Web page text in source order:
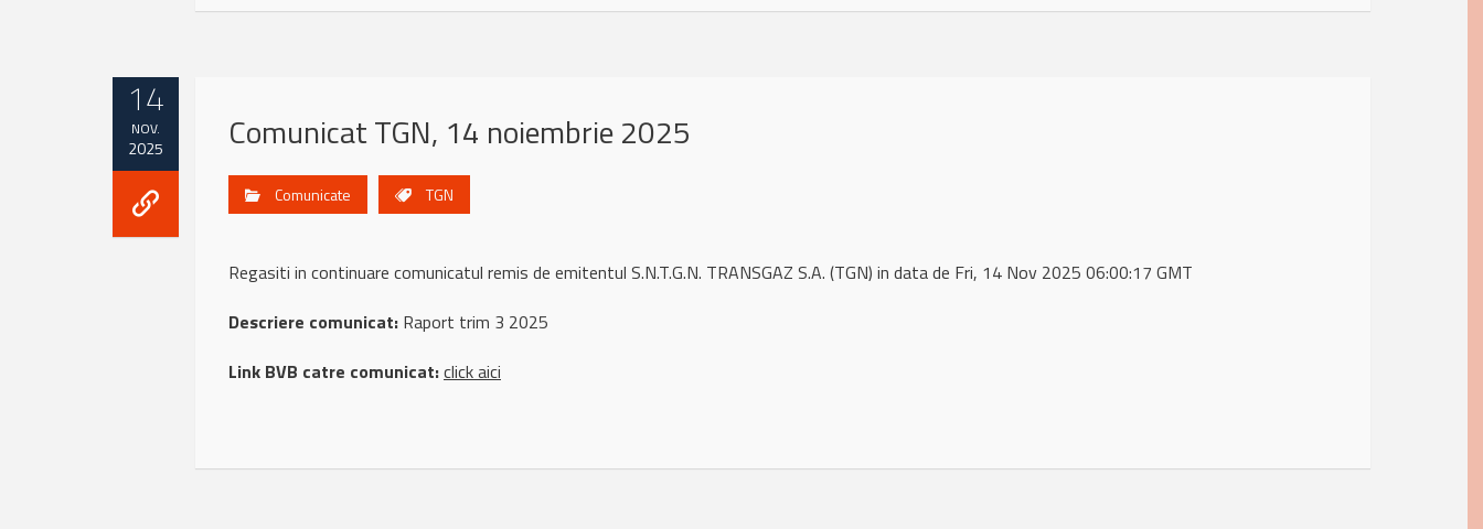
14
NOV.
2025 Comunicat TGN, 14 noiembrie 2025
Comunicate TGN
Regasiti in continuare comunicatul remis de emitentul S.N.T.G.N. TRANSGAZ S.A. (TGN) in data de Fri, 14 Nov 2025 06:00:17 GMT
Descriere comunicat: Raport trim 3 2025
Link BVB catre comunicat:click aici